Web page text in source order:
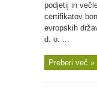
podjetij in
certifikatov
evropskih
d. o. ...
Preberi več »